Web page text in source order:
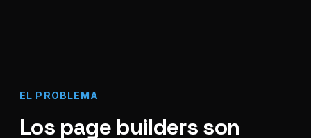
EL PROBLEMA
Los page builders son